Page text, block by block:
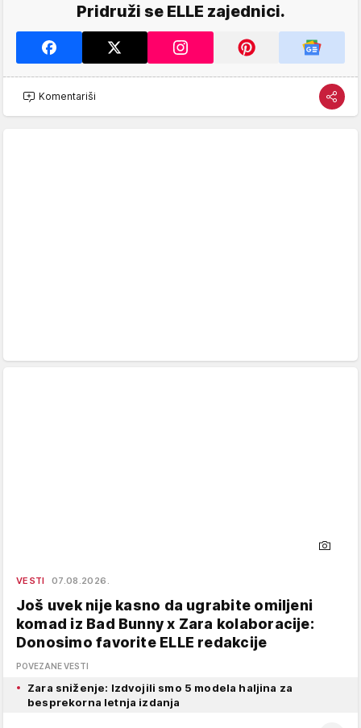
Pridruži se ELLE zajednici.
Komentariši
VESTI 07.08.2026.
Još uvek nije kasno da ugrabite omiljeni
komad iz Bad Bunny x Zara kolaboracije:
Donosimo favorite ELLE redakcije
POVEZANE VESTI
Zara sniženje: Izdvojili smo 5 modela haljina za
besprekorna letnja izdanja